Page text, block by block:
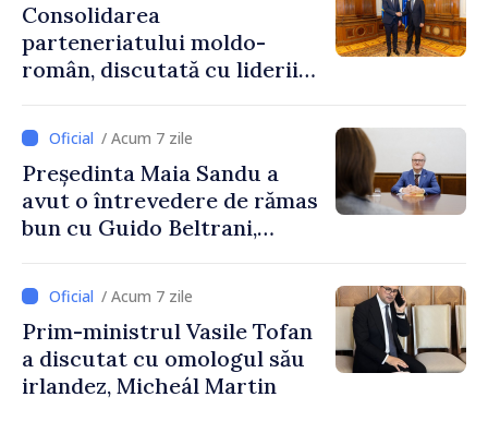
Consolidarea
parteneriatului moldo-
român, discutată cu liderii
/ Acum 7 zile
Președinta Maia Sandu a
avut o întrevedere de rămas
bun cu Guido Beltrani,
Cooperare al Elveției în
Republica Moldova
/ Acum 7 zile
Prim-ministrul Vasile Tofan
a discutat cu omologul său
irlandez, Micheál Martin